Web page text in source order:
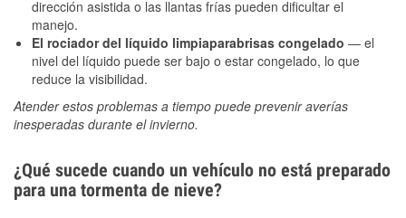
dirección asistida o las llantas frías pueden dificultar el
manejo.
El rociador del líquido limpiaparabrisas congelado — el
nivel del líquido puede ser bajo o estar congelado, lo que
reduce la visibilidad.
Atender estos problemas a tiempo puede prevenir averías
inesperadas durante el invierno.
¿Qué sucede cuando un vehículo no está preparado
para una tormenta de nieve?